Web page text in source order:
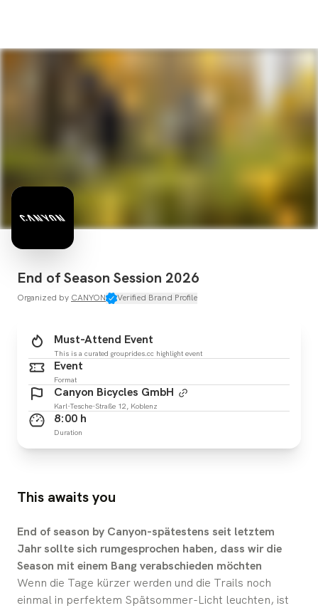
End of Season Session 2026
Organized by CANYON Verified Brand Profile
Must-Attend Event
This is a curated grouprides.cc highlight event
Event
Format
Canyon Bicycles GmbH
Karl-Tesche-Straße 12, Koblenz
8:00 h
Duration
This awaits you
End of season by Canyon-spätestens seit letztem
Jahr sollte sich rumgesprochen haben, dass wir die
Season mit einem Bang verabschieden möchten
Wenn die Tage kürzer werden und die Trails noch
einmal in perfektem Spätsommer-Licht leuchten, ist